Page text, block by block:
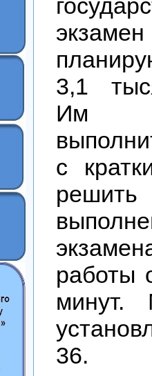
3,1
Им
с
работы
минут.
36.